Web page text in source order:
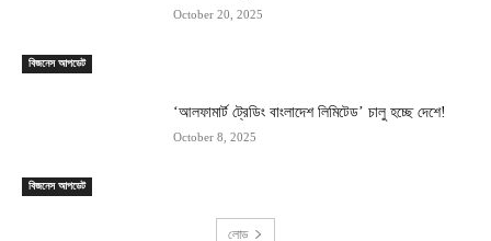
বিজনেস আপডেট
October 20, 2025
বিজনেস আপডেট
‘আলফামার্ট ট্রেডিং বাংলাদেশ লিমিটেড’ চালু হচ্ছে দেশে!
October 8, 2025
লোড